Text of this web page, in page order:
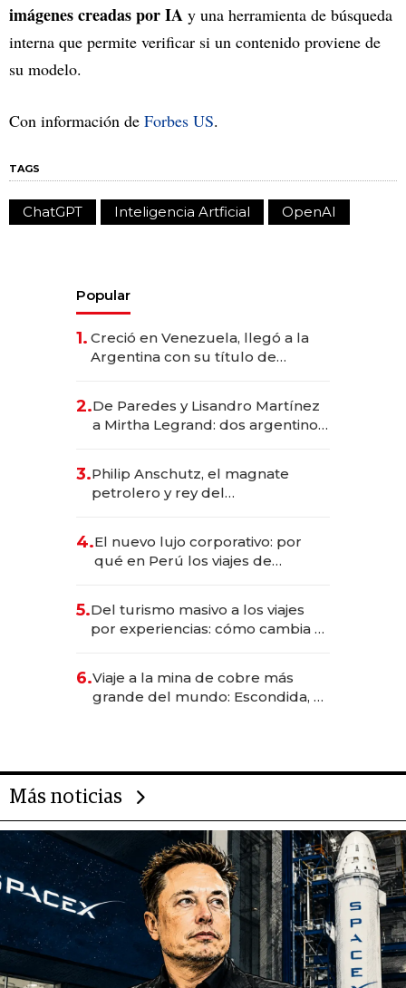
imágenes creadas por IA y una herramienta de búsqueda
interna que permite verificar si un contenido proviene de
su modelo.
Con información de Forbes US.
TAGS
ChatGPT Inteligencia Artficial OpenAI
Popular
1. Creció en Venezuela, llegó a la
Argentina con su título de
las marcas "fast premium"
2.De Paredes y Lisandro Martínez
a Mirtha Legrand: dos argentinos
3.Philip Anschutz, el magnate
petrolero y rey del
Fénix
4.El nuevo lujo corporativo: por
qué en Perú los viajes de
transformadoras
5.Del turismo masivo a los viajes
por experiencias: cómo cambia el
6.Viaje a la mina de cobre más
grande del mundo: Escondida, el
Más noticias